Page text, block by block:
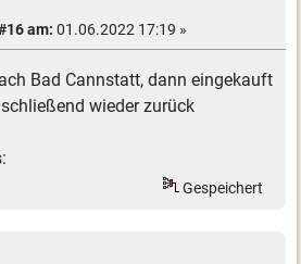
am: 01.06.2022 17:19 »
Bad Cannstatt, dann eingekauft
wieder zurück
Gespeichert